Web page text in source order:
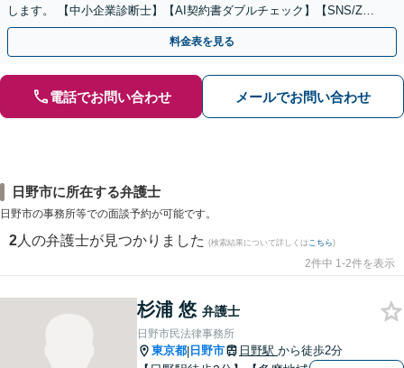
します。 【中小企業診断士】【AI契約書ダブルチェック】【SNS/Zoo
mで迅速対応】【休日・夜間可】
料金表を見る
電話でお問い合わせ メールでお問い合わせ
日野市に所在する弁護士
日野市の事務所等での面談予約が可能です。
2 人の弁護士が見つかりました (検索結果について詳しくは こちら)
2件中 1-2件を表示
杉浦 悠 弁護士
日野市民法律事務所
東京都| 日野市 日野駅 から徒歩2分